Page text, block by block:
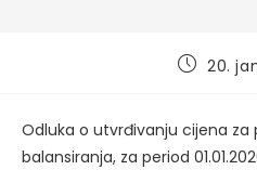
Post20.
Odluka o utvrđivanju cijena
balansiranja, za period